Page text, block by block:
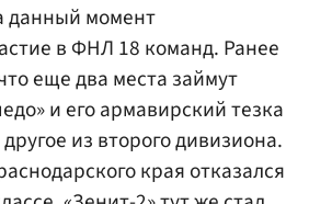
данный момент
в ФНЛ 18 команд. Ранее
еще два места займут
и его армавирский тезка
из второго дивизиона.
края отказался